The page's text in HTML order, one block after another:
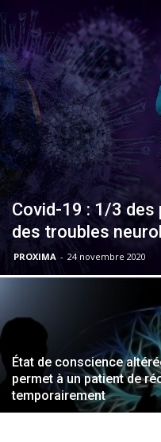
Covid-19 : 1/3
des troubles
PROXIMA - 24 novembre 2020
État de conscience
permet à un patient de
temporairement